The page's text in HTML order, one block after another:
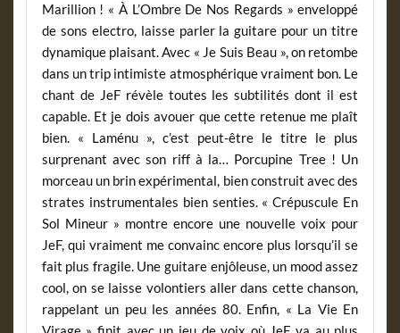
Marillion ! « À L’Ombre De Nos Regards » enveloppé
de sons electro, laisse parler la guitare pour un titre
dynamique plaisant. Avec « Je Suis Beau », on retombe
dans un trip intimiste atmosphérique vraiment bon. Le
chant de JeF révèle toutes les subtilités dont il est
capable. Et je dois avouer que cette retenue me plaît
bien. « Laménu », c’est peut-être le titre le plus
surprenant avec son riff à la… Porcupine Tree ! Un
morceau un brin expérimental, bien construit avec des
strates instrumentales bien senties. « Crépuscule En
Sol Mineur » montre encore une nouvelle voix pour
JeF, qui vraiment me convainc encore plus lorsqu’il se
fait plus fragile. Une guitare enjôleuse, un mood assez
cool, on se laisse volontiers aller dans cette chanson,
rappelant un peu les années 80. Enfin, « La Vie En